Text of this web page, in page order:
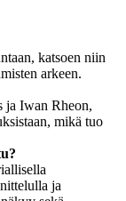
katsoen niin
arkeen.
ja Iwan Rheon,
mikä tuo
ja